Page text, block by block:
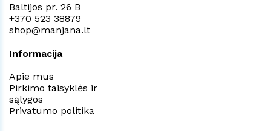
Baltijos pr. 26 B
+370 523 38879
shop@manjana.lt
Informacija
Apie mus
Pirkimo taisyklės ir
sąlygos
Privatumo politika